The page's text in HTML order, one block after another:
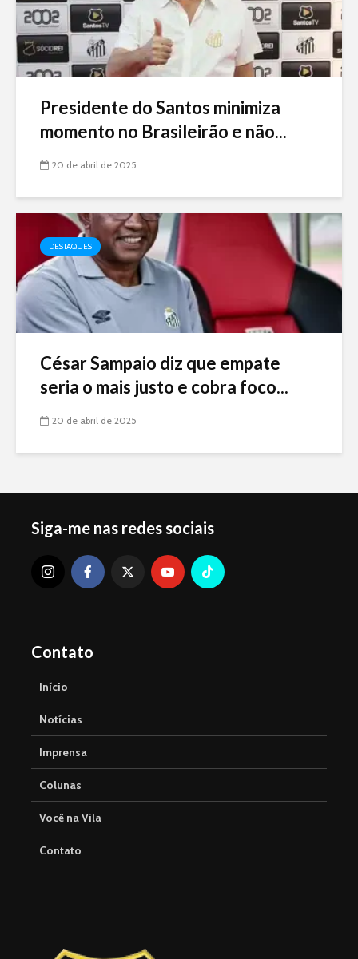
Presidente do Santos minimiza
momento no Brasileirão e não...
20 de abril de 2025
DESTAQUES
César Sampaio diz que empate
seria o mais justo e cobra foco...
20 de abril de 2025
Siga-me nas redes sociais
Contato
Início
Notícias
Imprensa
Colunas
Você na Vila
Contato